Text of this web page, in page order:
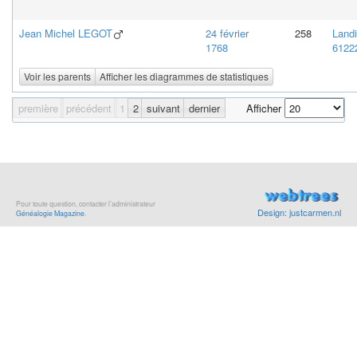
Voir les parents Afficher les diagrammes de statistiques
Jean Michel LEGOT
24 février
1768
258
première précédent 1 2 suivant dernier Afficher
Pour toute question, contacter l’administrateur
Généalogie Magazine. Design: justcarmen.nl